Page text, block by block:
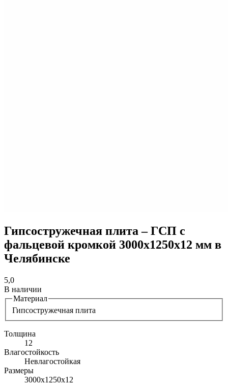
Гипсостружечная плита – ГСП с
фальцевой кромкой 3000х1250х12 мм в
Челябинске
5,0
В наличии
Материал
Гипсостружечная плита
Толщина
12
Влагостойкость
Невлагостойкая
Размеры
3000х1250х12